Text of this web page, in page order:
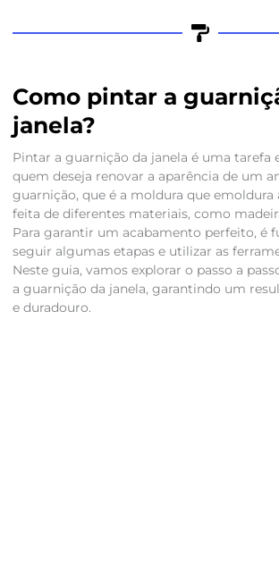
Como pintar a
janela?
Pintar a guarnição da janela é uma tarefa
quem deseja renovar a aparência de um
guarnição, que é a moldura que emoldura
feita de diferentes materiais, como
Para garantir um acabamento perfeito, é
seguir algumas etapas e utilizar as
Neste guia, vamos explorar o passo a
a guarnição da janela, garantindo um
e duradouro.